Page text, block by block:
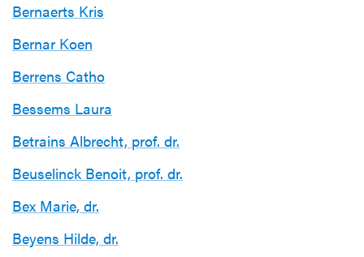
Bernaerts Kris
Bernar Koen
Berrens Catho
Bessems Laura
Betrains Albrecht, prof. dr.
Beuselinck Benoit, prof. dr.
Bex Marie, dr.
Beyens Hilde, dr.